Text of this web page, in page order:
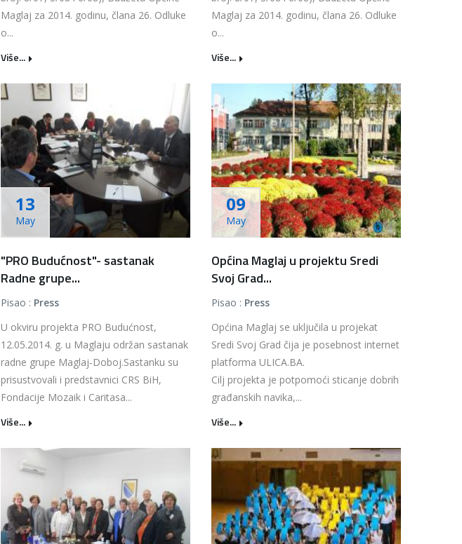
Maglaj za 2014. godinu, člana 26. Odluke
o...
Više...
Maglaj za 2014. godinu, člana 26. Odluke
o...
Više...
13
May
"PRO Budućnost"- sastanak
Radne grupe...
Pisao : Press
U okviru projekta PRO Budućnost,
12.05.2014. g. u Maglaju održan sastanak
radne grupe Maglaj-Doboj.Sastanku su
prisustvovali i predstavnici CRS BiH,
Fondacije Mozaik i Caritasa...
Više...
09
May
Općina Maglaj u projektu Sredi
Svoj Grad...
Pisao : Press
Općina Maglaj se uključila u projekat
Sredi Svoj Grad čija je posebnost internet
platforma ULICA.BA.
Cilj projekta je potpomoći sticanje dobrih
građanskih navika,...
Više...